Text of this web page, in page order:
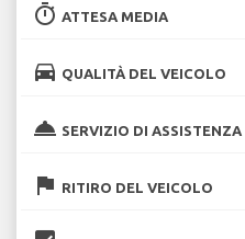
timer ATTESA MEDIA
directions_car QUALITÀ DEL VEICOLO
room_service SERVIZIO DI ASSISTENZA
flag RITIRO DEL VEICOLO